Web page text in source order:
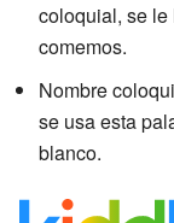
coloquial, se
comemos.
Nombre
se usa esta
blanco.